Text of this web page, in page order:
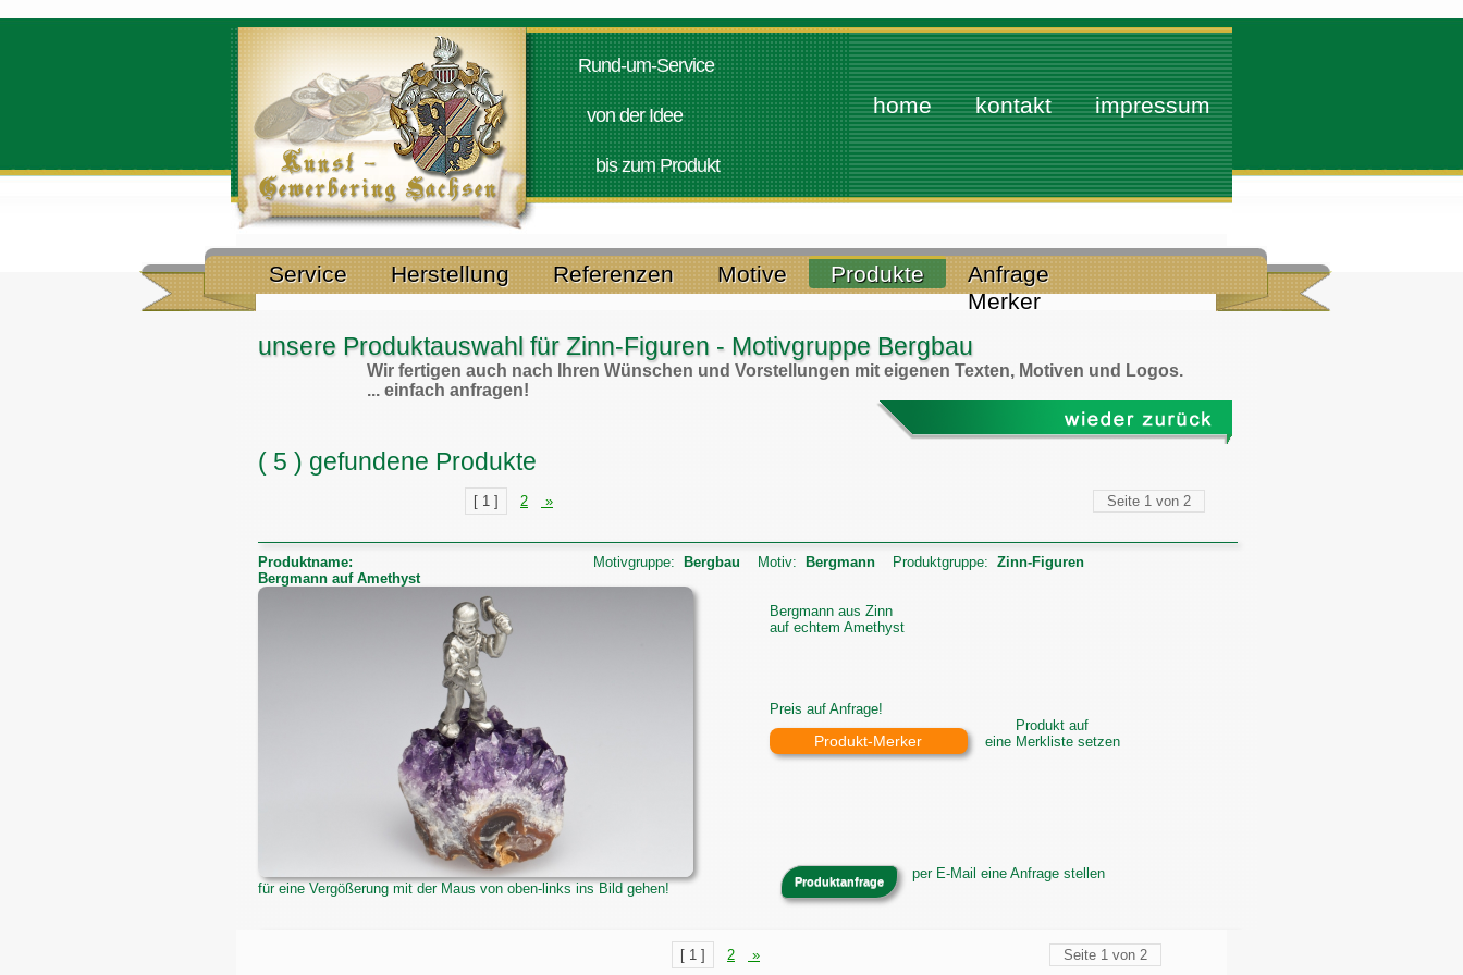
Rund-um-Service
von der Idee
bis zum Produkt
home kontakt impressum
Service Herstellung Referenzen Motive Produkte
Anfrage
Merker
unsere Produktauswahl für Zinn-Figuren - Motivgruppe Bergbau
Wir fertigen auch nach Ihren Wünschen und Vorstellungen mit eigenen Texten, Motiven und Logos.
... einfach anfragen!
( 5 ) gefundene Produkte
Seite 1 von 2
[ 1 ] 2 »
Produktname:
Bergmann auf Amethyst
Motivgruppe: Bergbau Motiv: Bergmann Produktgruppe: Zinn-Figuren
für eine Vergößerung mit der Maus von oben-links ins Bild gehen!
Bergmann aus Zinn
auf echtem Amethyst
Preis auf Anfrage!
Produkt-Merker
Produkt auf
eine Merkliste setzen
Produktanfrage per E-Mail eine Anfrage stellen
Motivgruppe:Bergbau Motiv: Zinn-FigurenSeite 1 von 2
[ 1 ] 2 »